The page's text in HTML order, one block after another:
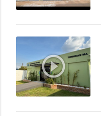
play_circle_outline